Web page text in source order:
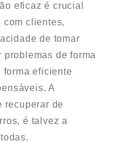
eficaz é crucial
com clientes,
de tomar
de forma
forma eficiente
A
recuperar de
é talvez a